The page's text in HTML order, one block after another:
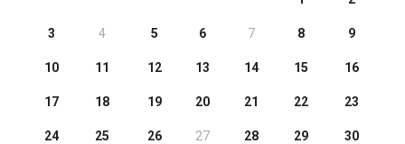
3 4 5 6 7 8 9
10 11 12 13 14 15 16
17 18 19 20 21 22 23
24 25 26 27 28 29 30